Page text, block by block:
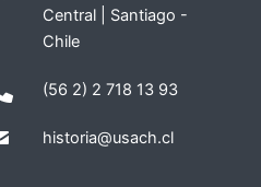
Central | Santiago -
Chile
(56 2) 2 718 13 93
historia@usach.cl